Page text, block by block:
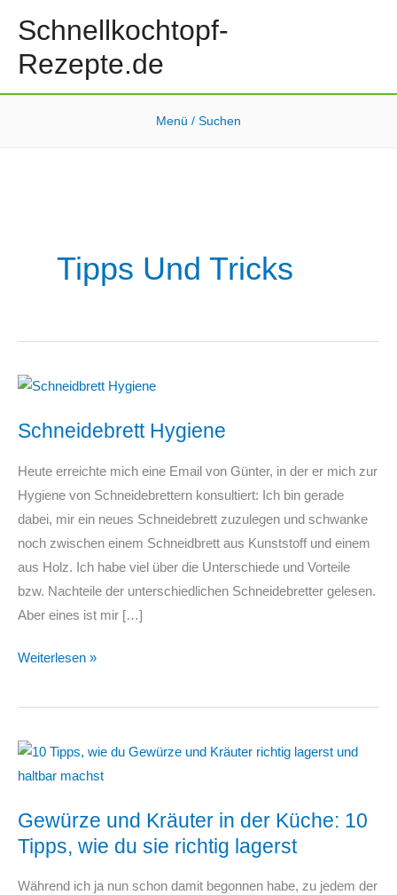
Inhalt
springen
Schnellkochtopf-
Rezepte.de
Menü / Suchen
Tipps Und Tricks
Schneidebrett Hygiene
Heute erreichte mich eine Email von Günter, in der er mich zur
Hygiene von Schneidebrettern konsultiert: Ich bin gerade
dabei, mir ein neues Schneidebrett zuzulegen und schwanke
noch zwischen einem Schneidbrett aus Kunststoff und einem
aus Holz. Ich habe viel über die Unterschiede und Vorteile
bzw. Nachteile der unterschiedlichen Schneidebretter gelesen.
Aber eines ist mir […]
Schneidebrett
Weiterlesen »
Gewürze und Kräuter in der Küche: 10
Tipps, wie du sie richtig lagerst
Während ich ja nun schon damit begonnen habe, zu jedem der